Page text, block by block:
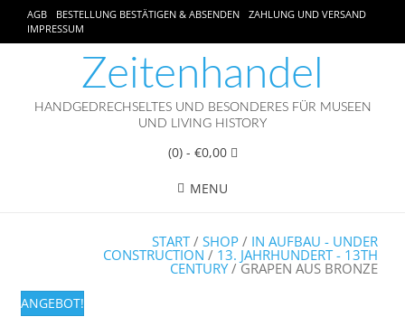
AGB BESTELLUNG BESTÄTIGEN & ABSENDEN
ZAHLUNG UND VERSAND
IMPRESSUM
Zeitenhandel
HANDGEDRECHSELTES UND BESONDERES FÜR MUSEEN
UND LIVING HISTORY
(0)- €0,00
MENU
START/ SHOP / IN AUFBAU - UNDER
CONSTRUCTION / 13. JAHRHUNDERT - 13TH
CENTURY/ GRAPEN AUS BRONZE
ANGEBOT!